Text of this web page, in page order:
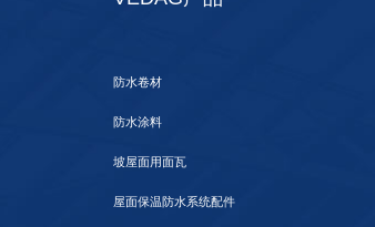
防水卷材
防水涂料
坡屋面用面瓦
屋面保温防水系统配件